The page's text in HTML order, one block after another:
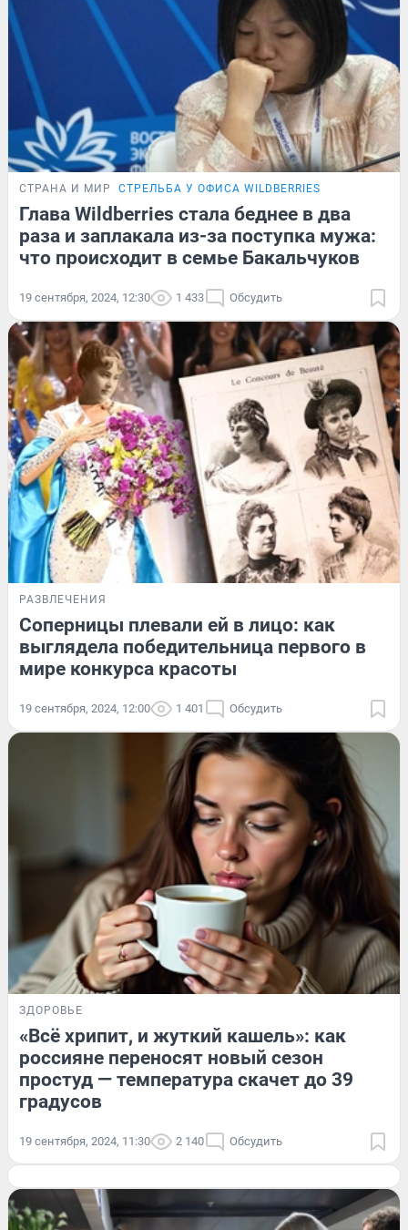
СТРАНА И МИР СТРЕЛЬБА У ОФИСА WILDBERRIES
Глава Wildberries стала беднее в два
раза и заплакала из-за поступка мужа:
что происходит в семье Бакальчуков
19 сентября, 2024, 12:30 1 433 Обсудить
РАЗВЛЕЧЕНИЯ
Соперницы плевали ей в лицо: как
выглядела победительница первого в
мире конкурса красоты
19 сентября, 2024, 12:00 1 401 Обсудить
ЗДОРОВЬЕ
«Всё хрипит, и жуткий кашель»: как
россияне переносят новый сезон
простуд — температура скачет до 39
градусов
19 сентября, 2024, 11:30 2 140 Обсудить